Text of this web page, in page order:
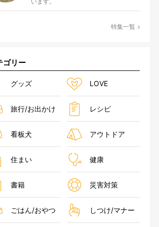
特集一覧
ゴリー
グッズ LOVE
旅行/お出かけ レシピ
看板犬 アウトドア
住まい 健康
書籍 災害対策
ごはん/おやつ しつけ/マナー